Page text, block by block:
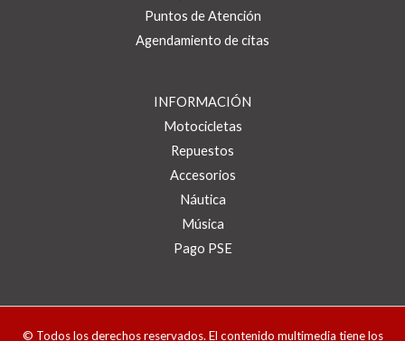
Puntos de Atención
Agendamiento de citas
INFORMACIÓN
Motocicletas
Repuestos
Accesorios
Náutica
Música
Pago PSE
© Todos los derechos reservados. El contenido multimedia tiene los